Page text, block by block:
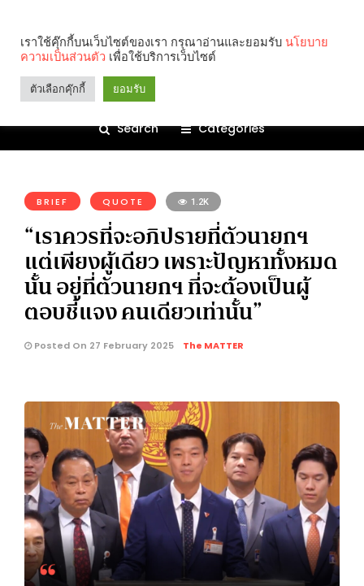
Search Categories
BRIEF QUOTE 1.2K
“เราควรที่จะอภิปรายที่ตัวนายกฯ
แต่เพียงผู้เดียว เพราะปัญหาทั้งหมด
นั้น อยู่ที่ตัวนายกฯ ที่จะต้องเป็นผู้
ตอบชี้แจง คนเดียวเท่านั้น”
Posted On 27 February 2025 The MATTER
เราใช้คุ๊กกี้บนเว็บไซต์ของเรา กรุณาอ่านและยอมรับ นโยบาย
ความเป็นส่วนตัว เพื่อใช้บริการเว็บไซต์
ตัวเลือกคุ๊กกี้ ยอมรับ